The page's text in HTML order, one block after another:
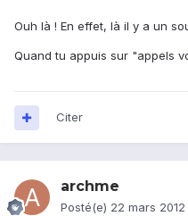
Ouh là ! En effet, là il y a un
Quand tu appuis sur "appels
Citer
archme
Posté(e) 22 mars 2012